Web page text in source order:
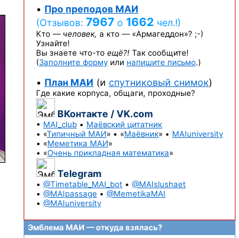
• Про преподов МАИ
(Отзывов: 7967 о 1662 чел.!)
Кто — человек, а кто — «Армагеддон»? ;-)
Узнайте!
Вы знаете что-то ещё?! Так сообщите!
(Заполните форму или напишите письмо.)
• План МАИ (и спутниковый снимок)
Где какие корпуса, общаги, проходные?
ВКонтакте / VK.com
• MAI_club • Маёвский цитатник
• «Типичный МАИ» • «Маёвник» • MAIuniversity
• «Меметика МАИ»
• «Очень прикладная математика»
Telegram
• @Timetable_MAI_bot • @MAIslushaet
• @MAIpassage • @MemetikaMAI
• @MAIuniversity
Эмблема МАИ — откуда взялась?